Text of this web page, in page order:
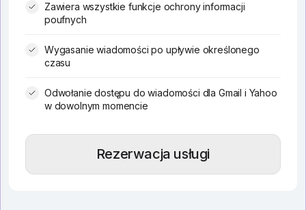
Zawiera wszystkie funkcje ochrony informacji
poufnych
Wygasanie wiadomości po upływie określonego
czasu
Odwołanie dostępu do wiadomości dla Gmail i Yahoo
w dowolnym momencie
Rezerwacja usługi